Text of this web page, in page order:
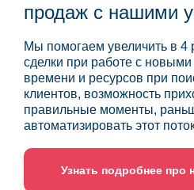
продаж с нашими
Мы помогаем увеличить в 4
сделки при работе с
времени и ресурсов при
клиентов, возможность
правильные моменты,
автоматизировать этот
Узнать подробнее